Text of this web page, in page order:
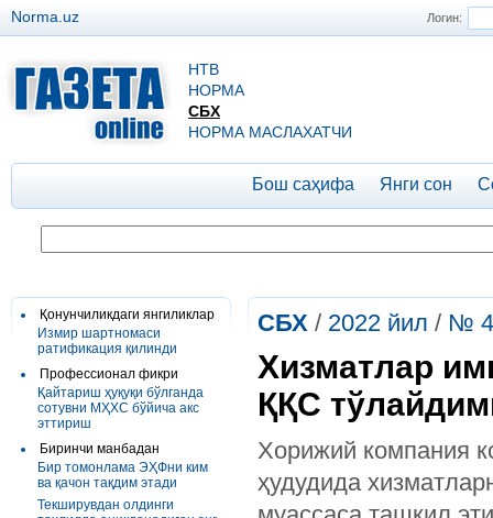
Логин:
Norma.uz
НТВ
НОРМА
СБХ
НОРМА МАСЛАХАТЧИ
Бош саҳифа Янги сон
Қонунчиликдаги янгиликлар
Измир шартномаси
ратификация қилинди
Профессионал фикри
Қайтариш ҳуқуқи бўлганда
сотувни МҲХС бўйича акс
эттириш
Биринчи манбадан
Бир томонлама ЭҲФни ким
ва қачон тақдим этади
Текширувдан олдинги
СБХ / 2022 йил / №
Хизматлар
ҚҚС
Хорижий компания
ҳудудида